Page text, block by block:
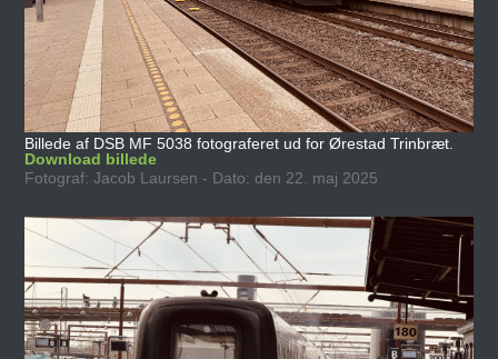
Billede af DSB MF 5038 fotograferet ud for Ørestad Trinbræt.
Download billede
Fotograf: Jacob Laursen - Dato: den 22. maj 2025